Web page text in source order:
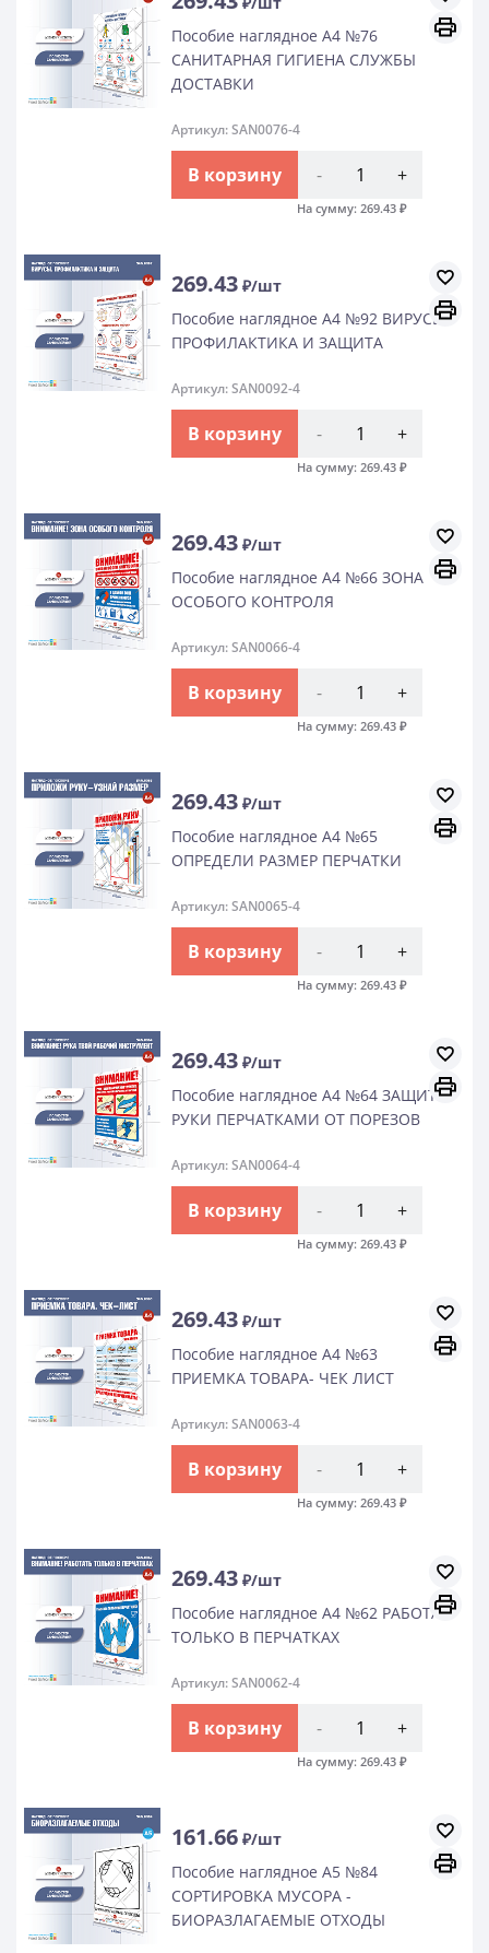
Пособие наглядное А4 №76
САНИТАРНАЯ ГИГИЕНА СЛУЖБЫ
ДОСТАВКИ
Артикул: SAN0076-4
В корзину - +
На сумму: 269.43 ₽
269.43 ₽/шт
Пособие наглядное А4 №92 ВИРУСЫ.
ПРОФИЛАКТИКА И ЗАЩИТА
Артикул: SAN0092-4
В корзину - +
На сумму: 269.43 ₽
269.43 ₽/шт
Пособие наглядное А4 №66 ЗОНА
ОСОБОГО КОНТРОЛЯ
Артикул: SAN0066-4
В корзину - +
На сумму: 269.43 ₽
269.43 ₽/шт
Пособие наглядное А4 №65
ОПРЕДЕЛИ РАЗМЕР ПЕРЧАТКИ
Артикул: SAN0065-4
В корзину - +
На сумму: 269.43 ₽
269.43 ₽/шт
Пособие наглядное А4 №64 ЗАЩИТИ
РУКИ ПЕРЧАТКАМИ ОТ ПОРЕЗОВ
Артикул: SAN0064-4
В корзину - +
На сумму: 269.43 ₽
269.43 ₽/шт
Пособие наглядное А4 №63
ПРИЕМКА ТОВАРА- ЧЕК ЛИСТ
Артикул: SAN0063-4
В корзину - +
На сумму: 269.43 ₽
269.43 ₽/шт
Пособие наглядное А4 №62 РАБОТАЙ
ТОЛЬКО В ПЕРЧАТКАХ
Артикул: SAN0062-4
В корзину - +
На сумму: 269.43 ₽
161.66 ₽/шт
Пособие наглядное А5 №84
СОРТИРОВКА МУСОРА -
БИОРАЗЛАГАЕМЫЕ ОТХОДЫ